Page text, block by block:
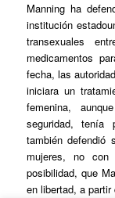
Manning ha
institución
transexuales
medicamentos
fecha, las
iniciara un
femenina,
seguridad, tenía
también defendió
mujeres, no
posibilidad, que
en libertad, a